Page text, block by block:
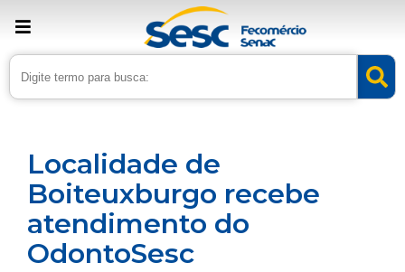
› Home › Noticias
Localidade de
Boiteuxburgo recebe
atendimento do
OdontoSesc